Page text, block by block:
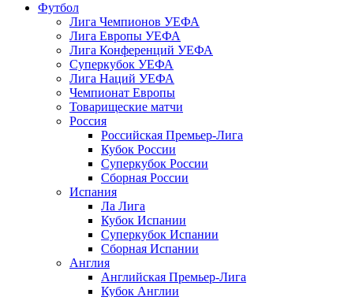
Футбол
Лига Чемпионов УЕФА
Лига Европы УЕФА
Лига Конференций УЕФА
Суперкубок УЕФА
Лига Наций УЕФА
Чемпионат Европы
Товарищеские матчи
Россия
Российская Премьер-Лига
Кубок России
Суперкубок России
Сборная России
Испания
Ла Лига
Кубок Испании
Суперкубок Испании
Сборная Испании
Англия
Английская Премьер-Лига
Кубок Англии